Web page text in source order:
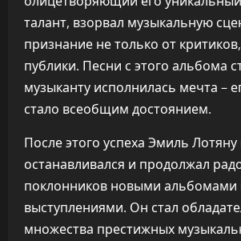
талант, взорвал музыкальную
признание не только от
публики. Песни с этого альбома
музыканту исполнилась мечта –
стало всеобщим достоянием.
После этого успеха Эмиль Лотяну
останавливался и продолжал
поклонников новыми альбомами
выступлениями. Он стал
множества престижных